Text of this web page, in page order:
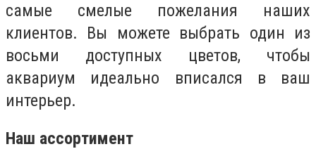
самые смелые пожелания наших
клиентов. Вы можете выбрать один из
восьми доступных цветов, чтобы
аквариум идеально вписался в ваш
интерьер.
Наш ассортимент